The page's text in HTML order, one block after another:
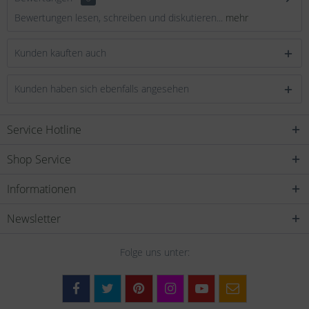
Bewertungen lesen, schreiben und diskutieren... mehr
Kunden kauften auch
Kunden haben sich ebenfalls angesehen
Service Hotline
Shop Service
Informationen
Newsletter
Folge uns unter: